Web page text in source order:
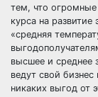
тем, что огромные
курса на
«средняя
высшее и среднее
ведут свой
никаких выгод от